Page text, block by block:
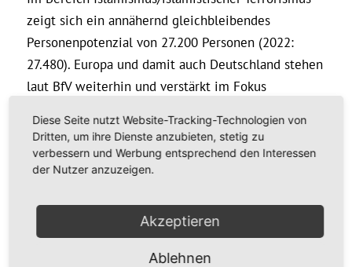
zeigt sich ein annähernd gleichbleibendes
Personenpotenzial von 27.200 Personen (2022:
27.480). Europa und damit auch Deutschland stehen
laut BfV weiterhin und verstärkt im Fokus
allem des ISPK. Die Gefährdung durch den
islamistischen Terrorismus in Deutschland sowie für
deutsche Interessen und Einrichtungen weltweit
„Hamas“ auf Israel weiter erhöht.
Starker Anstieg antisemitischer Straftaten
Diese Seite nutzt Website-Tracking-Technologien von
Dritten, um ihre Dienste anzubieten, stetig zu
verbessern und Werbung entsprechend den Interessen
der Nutzer anzuzeigen.
Akzeptieren
Ablehnen